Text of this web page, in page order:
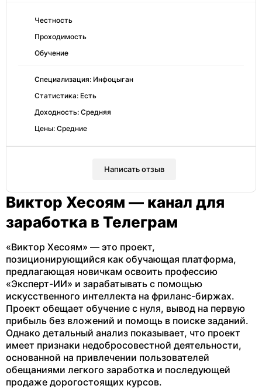
Честность
Проходимость
Обучение
Специализация: Инфоцыган
Статистика: Есть
Доходность: Средняя
Цены: Средние
Написать отзыв
Виктор Хесоям — канал для
заработка в Телеграм
«Виктор Хесоям» — это проект,
позиционирующийся как обучающая платформа,
предлагающая новичкам освоить профессию
«Эксперт-ИИ» и зарабатывать с помощью
искусственного интеллекта на фриланс-биржах.
Проект обещает обучение с нуля, вывод на первую
прибыль без вложений и помощь в поиске заданий.
Однако детальный анализ показывает, что проект
имеет признаки недобросовестной деятельности,
основанной на привлечении пользователей
обещаниями легкого заработка и последующей
продаже дорогостоящих курсов.